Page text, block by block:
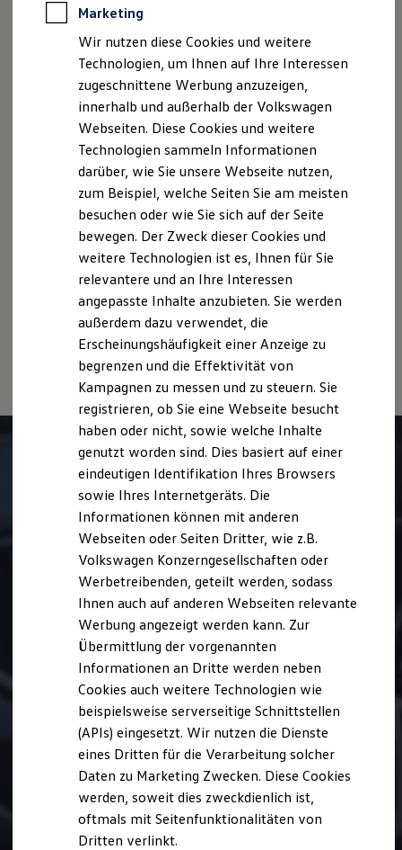
Rekuperation
Laden unterwegs
Laden Zuhause
Ladestationen finden
Ladezeitensimulator
Batterie
Sicherheit
Nachhaltigkeit
Technologie
Kosten und Kauf
Verbrauchskosten
Kaufoptionen
E-Auto-Förderung
Software und Konnektivität
Die ID. Software 6
ID. Software Versionen und Updates
Digitale Extras
Schnittstellen zu Ihrem ID.
Marke und Erlebnis
Volkswagen R und R Experience
R-Modelle
R Experience
Driving Experience
Volkswagen entdecken
Werkbesichtigung
Lifestyle Shop
T-Roc Kollektion
Golf Kollektion
Volkswagen Kollektion
R-Kollektion
GTI Kollektion
Fußball Drop
we drive football
#wedriveproud
Besitzer und Service
myVolkswagen
Software Updates
Service und Ersatzteile
Inspektion und HU/AU
Reparaturen und Checks
Motorenöl und Flüssigkeiten
Räder und Reifen
Pannen- und Unfallhilfe
Economy Service
Volkswagen Teile
Zubehör
Modellspezifisches Zubehör
Die in dieser Darstellung gezeigten Fahrzeuge und
Ausstattungen können in einzelnen Details vom aktuellen
deutschen Lieferprogramm abweichen. Abgebildet sind
teilweise Sonderausstattungen der Fahrzeuge gegen
Mehrpreis.
Bitte beachten Sie auch unseren Konfigurator für eine
Übersicht der aktuell verfügbaren Modelle und Ausstattungen.
Die angegebenen Verbrauchs- und Emissionswerte beziehen
sich nicht auf ein einzelnes Fahrzeug und sind nicht Bestandteil
des Angebots, sondern dienen allein Vergleichszwecken
zwischen den verschiedenen Fahrzeugtypen.
Zusatzausstattungen und Zubehör(Anbauteile, Reifenformat
usw.) können relevante Fahrzeugparameter, wie z. B.
Rollwiderstand und Aerodynamik verändern und neben
Witterungs- und Verkehrsbedingungen sowie dem
individuellen Fahrverhalten den Kraftstoffverbrauch, den
Stromverbrauch, die CO₂-Emissionen und die
Fahrleistungswerte eines Fahrzeugs beeinflussen.
Marketing
Wir nutzen diese Cookies und weitere
Technologien, um Ihnen auf Ihre Interessen
zugeschnittene Werbung anzuzeigen,
innerhalb und außerhalb der Volkswagen
Webseiten. Diese Cookies und weitere
Technologien sammeln Informationen
darüber, wie Sie unsere Webseite nutzen,
zum Beispiel, welche Seiten Sie am meisten
besuchen oder wie Sie sich auf der Seite
bewegen. Der Zweck dieser Cookies und
weitere Technologien ist es, Ihnen für Sie
relevantere und an Ihre Interessen
angepasste Inhalte anzubieten. Sie werden
außerdem dazu verwendet, die
Erscheinungshäufigkeit einer Anzeige zu
begrenzen und die Effektivität von
Kampagnen zu messen und zu steuern. Sie
registrieren, ob Sie eine Webseite besucht
haben oder nicht, sowie welche Inhalte
genutzt worden sind. Dies basiert auf einer
eindeutigen Identifikation Ihres Browsers
sowie Ihres Internetgeräts. Die
Informationen können mit anderen
Webseiten oder Seiten Dritter, wie z.B.
Volkswagen Konzerngesellschaften oder
Werbetreibenden, geteilt werden, sodass
Ihnen auch auf anderen Webseiten relevante
Werbung angezeigt werden kann. Zur
Übermittlung der vorgenannten
Informationen an Dritte werden neben
Cookies auch weitere Technologien wie
beispielsweise serverseitige Schnittstellen
(APIs) eingesetzt. Wir nutzen die Dienste
eines Dritten für die Verarbeitung solcher
Daten zu Marketing Zwecken. Diese Cookies
werden, soweit dies zweckdienlich ist,
oftmals mit Seitenfunktionalitäten von
Dritten verlinkt.